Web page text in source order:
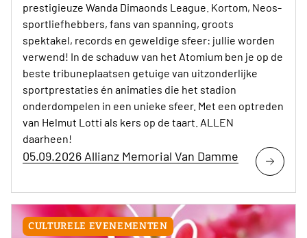
prestigieuze Wanda Dimaonds League. Kortom, Neos-
sportliefhebbers, fans van spanning, groots
spektakel, records en geweldige sfeer: jullie worden
verwend! In de schaduw van het Atomium ben je op de
beste tribuneplaatsen getuige van uitzonderlijke
sportprestaties én animaties die het stadion
onderdompelen in een unieke sfeer. Met een optreden
van Helmut Lotti als kers op de taart. ALLEN
daarheen!
05.09.2026 Allianz Memorial Van Damme
CULTURELE EVENEMENTEN